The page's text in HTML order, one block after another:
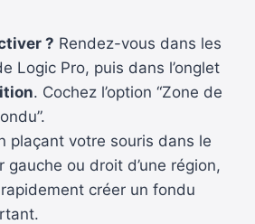
? Rendez-vous dans les
Logic Pro, puis dans l’onglet
. Cochez l’option “Zone de
plaçant votre souris dans le
gauche ou droit d’une région,
créer un fondu